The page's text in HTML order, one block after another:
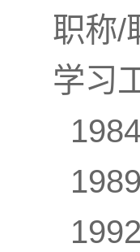
职称/
学习